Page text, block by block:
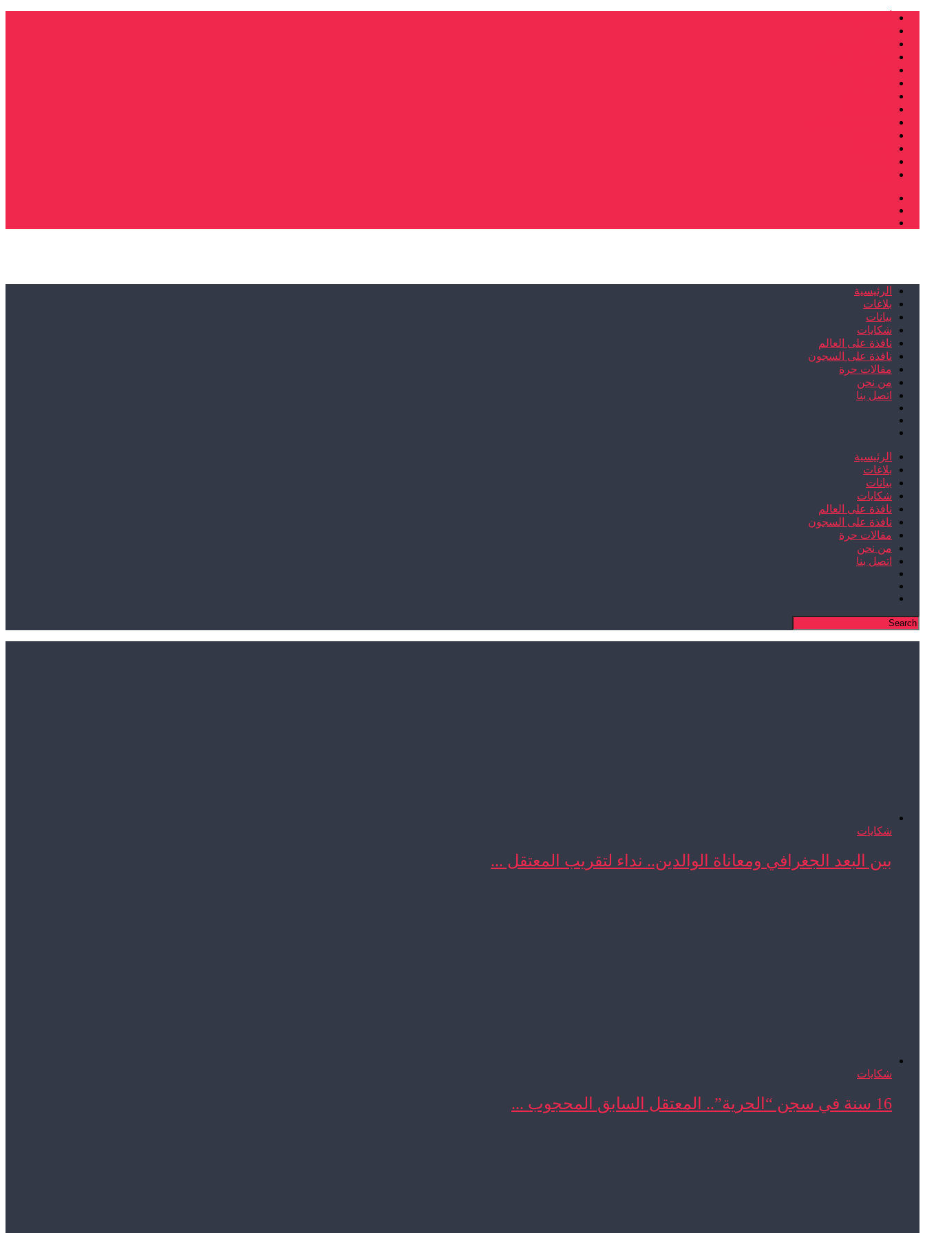
الرئيسية
بلاغات
بيانات
شكايات
نافذة على العالم
نافذة على السجون
مقالات حرة
من نحن
اتصل بنا
الرئيسية
بلاغات
بيانات
شكايات
نافذة على العالم
نافذة على السجون
مقالات حرة
من نحن
اتصل بنا
شكايات
بين البعد الجغرافي ومعاناة الوالدين.. نداء لتقريب المعتقل ...
شكايات
16 سنة في سجن “الحرية”.. المعتقل السابق المحجوب ...